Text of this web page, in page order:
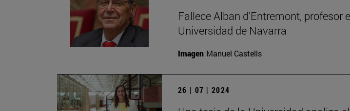
Fallece Alban d'Entremont, profesor
Universidad de Navarra
Imagen Manuel Castells
26 | 07 | 2024